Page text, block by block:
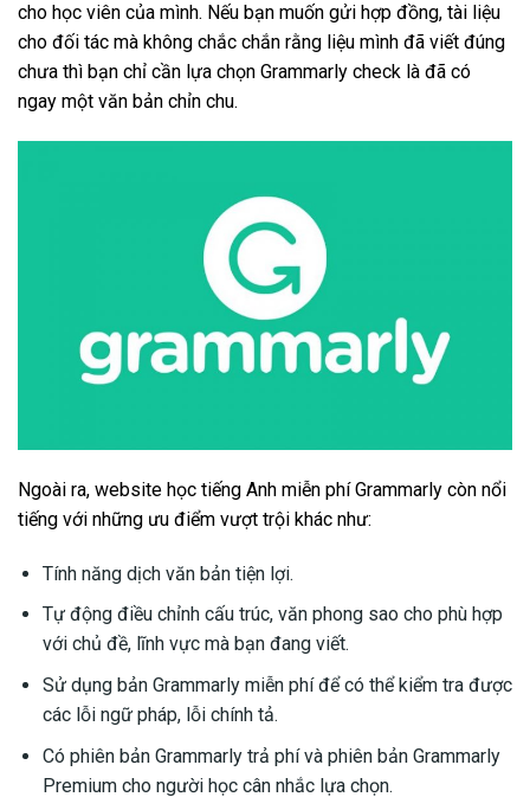
cho học viên của mình. Nếu bạn muốn gửi hợp đồng, tài liệu
cho đối tác mà không chắc chắn rằng liệu mình đã viết đúng
chưa thì bạn chỉ cần lựa chọn Grammarly check là đã có
ngay một văn bản chỉn chu.
Ngoài ra, website học tiếng Anh miễn phí Grammarly còn nổi
tiếng với những ưu điểm vượt trội khác như:
Tính năng dịch văn bản tiện lợi.
Tự động điều chỉnh cấu trúc, văn phong sao cho phù hợp
với chủ đề, lĩnh vực mà bạn đang viết.
Sử dụng bản Grammarly miễn phí để có thể kiểm tra được
các lỗi ngữ pháp, lỗi chính tả.
Có phiên bản Grammarly trả phí và phiên bản Grammarly
Premium cho người học cân nhắc lựa chọn.